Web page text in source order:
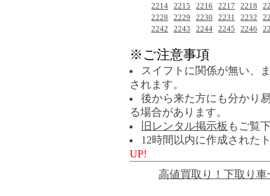
2214 2215 2216 2217 2218
2228
2229 2230 2231 2232
2242
2243 2244 2245 2246
※ご注意事項
スイフトに関係が無い、
されます。
後から来た方にも分かり
る場合があります。
旧レンタル掲示板 もご覧
12時間以内に作成された
UP!
高値買取り！下取り車